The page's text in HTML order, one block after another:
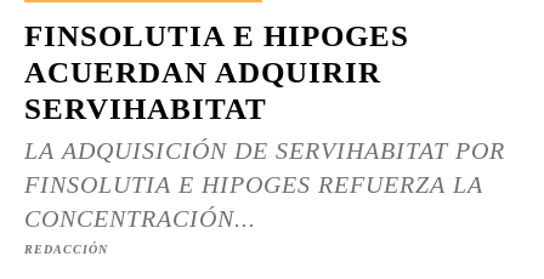
FINSOLUTIA E HIPOGES
ACUERDAN ADQUIRIR
SERVIHABITAT
LA ADQUISICIÓN DE SERVIHABITAT POR
FINSOLUTIA E HIPOGES REFUERZA LA
CONCENTRACIÓN...
REDACCIÓN